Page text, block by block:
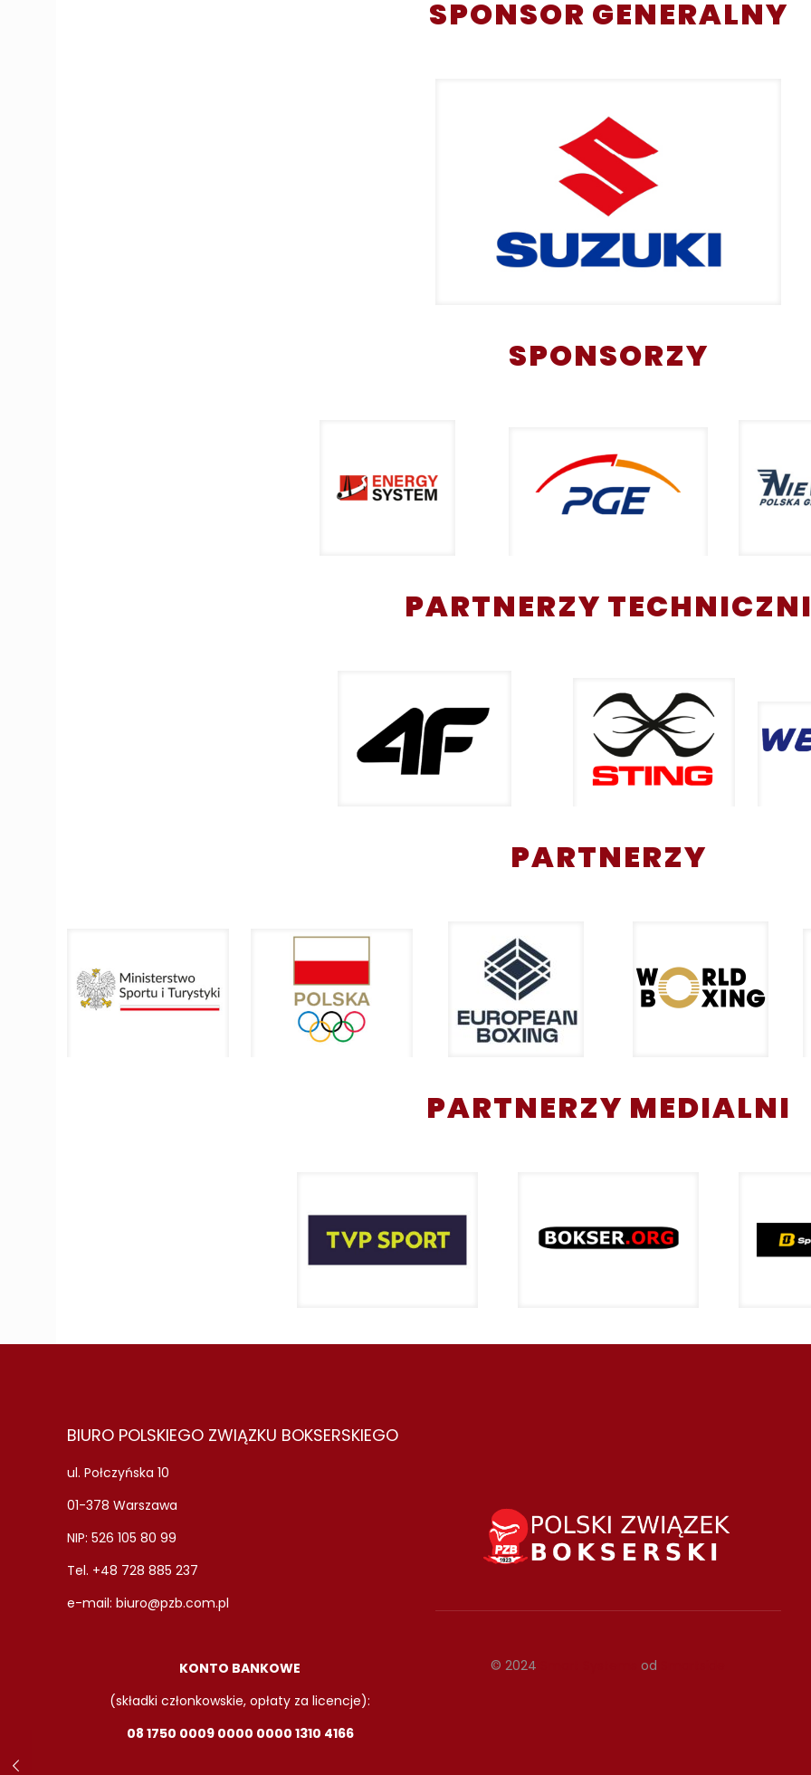
SPONSOR GENERALNY
SPONSORZY
PARTNERZY
PARTNERZY
PARTNERZY MEDIALNI
BIURO POLSKIEGO ZWIĄZKU BOKSERSKIEGO
ul. Połczyńska 10
01-378 Warszawa
NIP: 526 105 80 99
Tel. +48 728 885 237
e-mail: biuro@pzb.com.pl
KONTO BANKOWE
(składki członkowskie, opłaty za licencje):
08 1750 0009 0000 0000 1310 4166
© 2024 od